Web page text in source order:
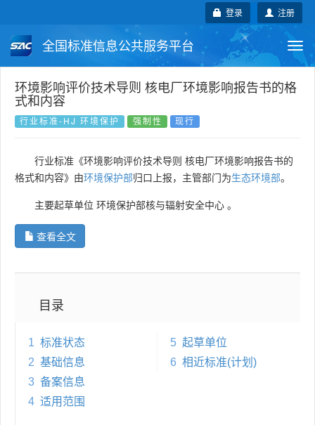
注册
登录
全国标准信息公共服务平台
国家标准 行业标准 地方标准
团体标准 企业标准
国外标准 技术委员会
环境影响评价技术导则 核电厂环境影响报告书的格
式和内容
行业标准-HJ 环境保护 强制性 现行
行业标准《环境影响评价技术导则 核电厂环境影响报告书的
格式和内容》由环境保护部归口上报，主管部门为生态环境部。
主要起草单位 环境保护部核与辐射安全中心 。
查看全文
目录
1 标准状态
2 基础信息
3 备案信息
4 适用范围
5 起草单位
6 相近标准(计划)